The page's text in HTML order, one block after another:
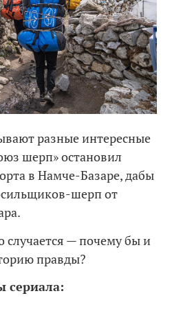
разные интересные
шерп» остановил
в Намче-Базаре, дабы
шерп от
случается — почему бы и
правды?
сериала: